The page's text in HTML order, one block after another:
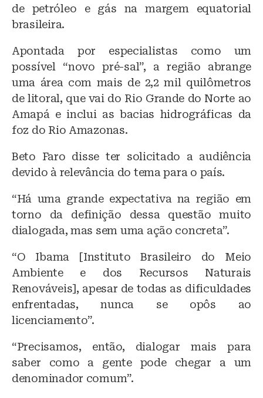
de petróleo e gás na margem equatorial
brasileira.
Apontada por especialistas como um
possível “novo pré-sal”, a região abrange
uma área com mais de 2,2 mil quilômetros
de litoral, que vai do Rio Grande do Norte ao
Amapá e inclui as bacias hidrográficas da
foz do Rio Amazonas.
Beto Faro disse ter solicitado a audiência
devido à relevância do tema para o país.
“Há uma grande expectativa na região em
torno da definição dessa questão muito
dialogada, mas sem uma ação concreta”.
“O Ibama [Instituto Brasileiro do Meio
Ambiente e dos Recursos Naturais
Renováveis], apesar de todas as dificuldades
enfrentadas, nunca se opôs ao
licenciamento”.
“Precisamos, então, dialogar mais para
saber como a gente pode chegar a um
denominador comum”.